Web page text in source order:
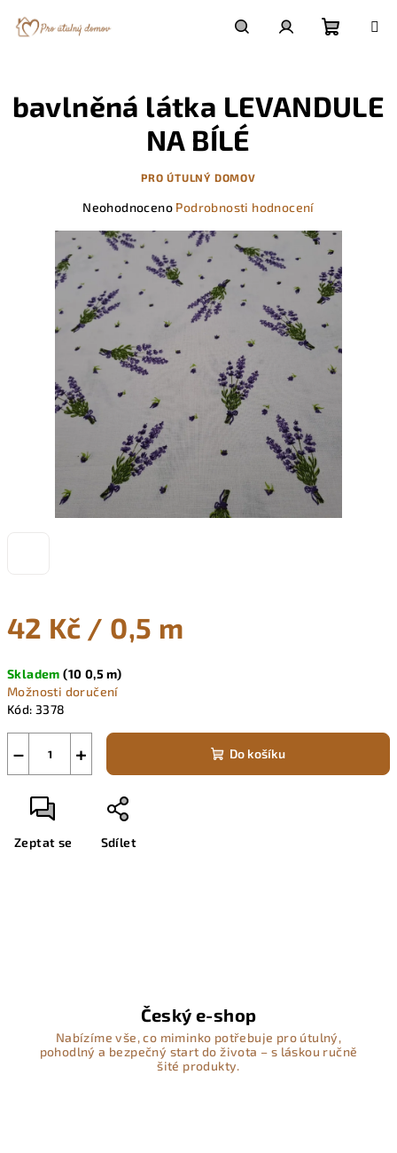
košík
42 Kč / 0,5 m
cena:
Skladem(10 0,5 m)
Možnosti doručení
Kód: 3378
+
− Do košíku
Zeptat se Sdílet
bavlněná látka LEVANDULE
NA BÍLÉ
PRO ÚTULNÝ DOMOV
Průměrné
produktu
je
0,0
5
hvězdiček.
Neohodnoceno Podrobnosti hodnocení
Český e-shop
Nabízíme vše, co miminko potřebuje pro útulný,
pohodlný a bezpečný start do života – s láskou ručně
šité produkty.